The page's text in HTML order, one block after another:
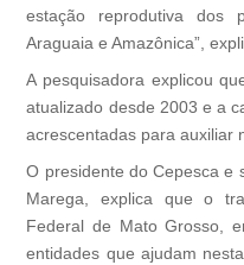
estação reprodutiva dos
Araguaia e Amazônica”,
A pesquisadora explicou
atualizado desde 2003 e a
acrescentadas para auxiliar
O presidente do Cepesca e
Marega, explica que o
Federal de Mato Grosso,
entidades que ajudam